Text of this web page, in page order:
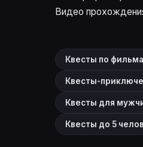
Видео
Квесты по
Квесты-
Квесты для
Квесты до 5